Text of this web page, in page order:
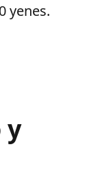
yenes.
y